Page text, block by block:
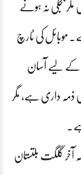
بجلی نہ ہونے
موبائل کی ٹارچ
کے لیے آسان
ذمہ داری ہے، مگر
آخر گلگت بلتستان